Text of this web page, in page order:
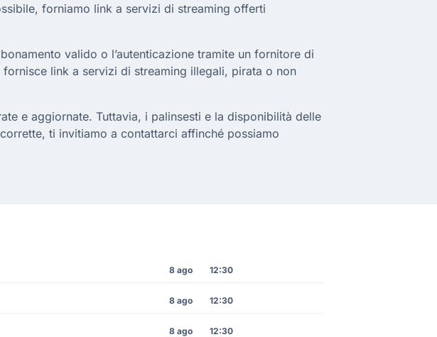
forniamo link a servizi di streaming offerti
valido o l’autenticazione tramite un fornitore di
link a servizi di streaming illegali, pirata o non
e aggiornate. Tuttavia, i palinsesti e la disponibilità delle
ti invitiamo a contattarci affinché possiamo
8 ago 12:30
8 ago 12:30
8 ago 12:30